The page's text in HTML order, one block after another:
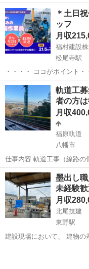
悩まない職場で働きたい方
に職をつけたい方 ・新しいことに
お...
京都 舞鶴市 松尾寺
＊土日
ッフ
月収
福村建設
松尾寺駅
・・・・ ココがポイント・・・・ ✅ まずは先輩大工の
お任せ！ 「現場仕事に興
そ、ぜひご応募ください！ ✅ 20代〜30代が活躍中◎ペア制度で相談し
やすい...
京都 舞鶴市 松尾寺
軌道工
者の方
月収
福原軌道
八幡市
仕事内容 軌道工事（線路の
レーン、重機オペレーター 月収 手取り40万～ 手当て各種 運転 500円
京都 八幡市 土木
墨出し
未経験歓
月収
北尾技建
東野駅
建設現場において、 建物の